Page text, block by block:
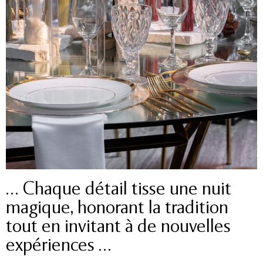
… Chaque détail tisse une nuit
magique, honorant la tradition
tout en invitant à de nouvelles
expériences …